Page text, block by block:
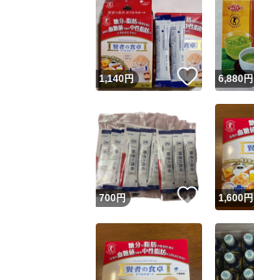
1,140円 いいね！
6,880円
700円 いいね！
1,600円